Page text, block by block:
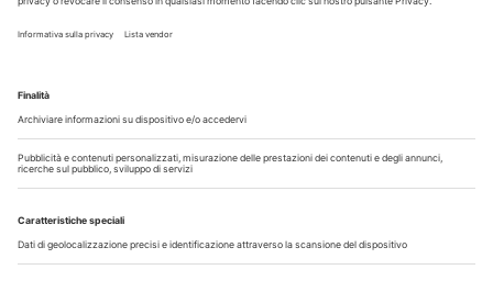
Corsi ECM